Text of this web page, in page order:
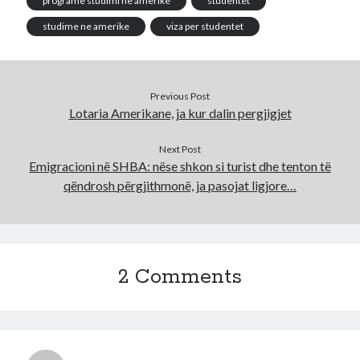
studime ne amerike viza per studentet
Previous Post
Lotaria Amerikane, ja kur dalin pergjigjet
Next Post
Emigracioni në SHBA: nëse shkon si turist dhe tenton të
qëndrosh përgjithmonë, ja pasojat ligjore…
2 Comments